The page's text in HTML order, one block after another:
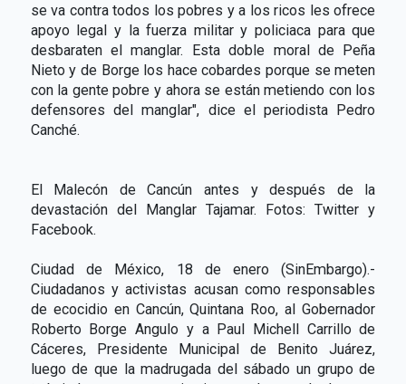
se va contra todos los pobres y a los ricos les ofrece
apoyo legal y la fuerza militar y policiaca para que
desbaraten el manglar. Esta doble moral de Peña
Nieto y de Borge los hace cobardes porque se meten
con la gente pobre y ahora se están metiendo con los
defensores del manglar", dice el periodista Pedro
Canché.
El Malecón de Cancún antes y después de la
devastación del Manglar Tajamar. Fotos: Twitter y
Facebook.
Ciudad de México, 18 de enero (SinEmbargo).-
Ciudadanos y activistas acusan como responsables
de ecocidio en Cancún, Quintana Roo, al Gobernador
Roberto Borge Angulo y a Paul Michell Carrillo de
Cáceres, Presidente Municipal de Benito Juárez,
luego de que la madrugada del sábado un grupo de